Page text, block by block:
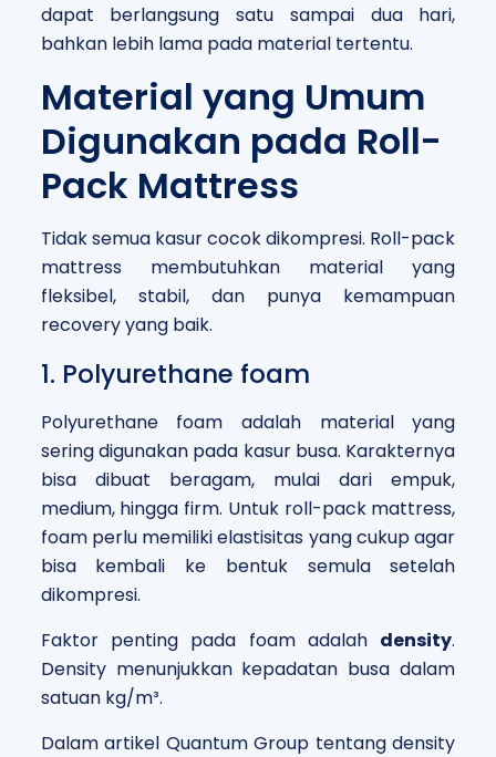
dapat berlangsung satu sampai dua hari,
bahkan lebih lama pada material tertentu.
Material yang Umum
Digunakan pada Roll-
Pack Mattress
Tidak semua kasur cocok dikompresi. Roll-pack
mattress membutuhkan material yang
fleksibel, stabil, dan punya kemampuan
recovery yang baik.
1. Polyurethane foam
Polyurethane foam adalah material yang
sering digunakan pada kasur busa. Karakternya
bisa dibuat beragam, mulai dari empuk,
medium, hingga firm. Untuk roll-pack mattress,
foam perlu memiliki elastisitas yang cukup agar
bisa kembali ke bentuk semula setelah
dikompresi.
Faktor penting pada foam adalah density.
Density menunjukkan kepadatan busa dalam
satuan kg/m³.
Dalam artikel Quantum Group tentang density